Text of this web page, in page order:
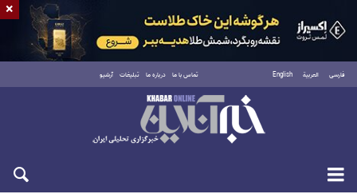
فارسی العربية English تماس با ما درباره ما تبلیغات آرشیو
جمعه ۱۶ مرداد ۱۴۰۵
×